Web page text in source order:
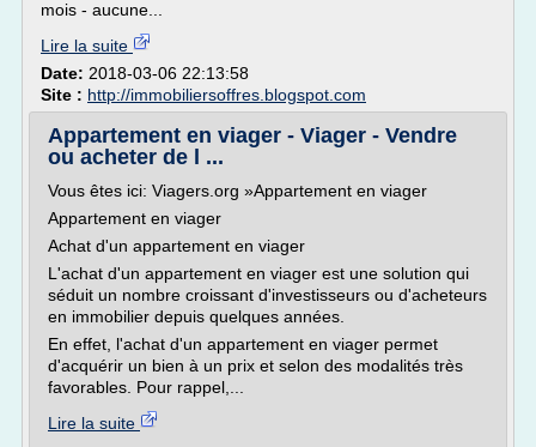
mois - aucune...
Lire la suite
Date: 2018-03-06 22:13:58
Site : http://immobiliersoffres.blogspot.com
Appartement en viager - Viager - Vendre
ou acheter de l ...
Vous êtes ici: Viagers.org »Appartement en viager
Appartement en viager
Achat d'un appartement en viager
L'achat d'un appartement en viager est une solution qui
séduit un nombre croissant d'investisseurs ou d'acheteurs
en immobilier depuis quelques années.
En effet, l'achat d'un appartement en viager permet
d'acquérir un bien à un prix et selon des modalités très
favorables. Pour rappel,...
Lire la suite